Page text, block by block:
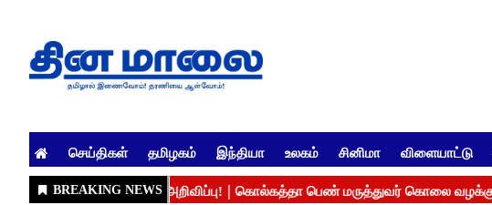
செய்திகள் தமிழகம் இந்தியா உலகம் சினிமா விளையாட்டு